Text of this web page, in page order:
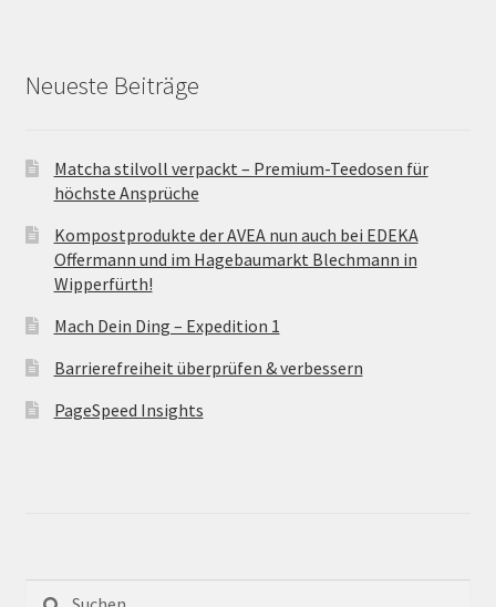
Neueste Beiträge
Matcha stilvoll verpackt – Premium-Teedosen für
höchste Ansprüche
Kompostprodukte der AVEA nun auch bei EDEKA
Offermann und im Hagebaumarkt Blechmann in
Wipperfürth!
Mach Dein Ding – Expedition 1
Barrierefreiheit überprüfen & verbessern
PageSpeed Insights
Suche